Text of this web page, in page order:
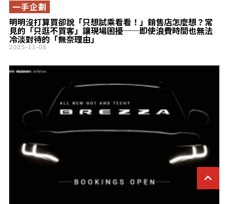
明明沒打算買卻說「只想試乘看看！」銷售店怎麼想？常
見的「只逛不買客」讓現場困擾──即使浪費時間也無法
冷淡對待的「無奈理由」
一手企劃
2025-11-08